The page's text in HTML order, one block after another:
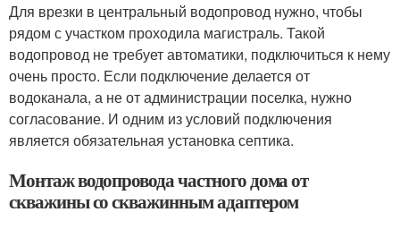
Для врезки в центральный водопровод нужно, чтобы
рядом с участком проходила магистраль. Такой
водопровод не требует автоматики, подключиться к нему
очень просто. Если подключение делается от
водоканала, а не от администрации поселка, нужно
согласование. И одним из условий подключения
является обязательная установка септика.
Монтаж водопровода частного дома от
скважины со скважинным адаптером